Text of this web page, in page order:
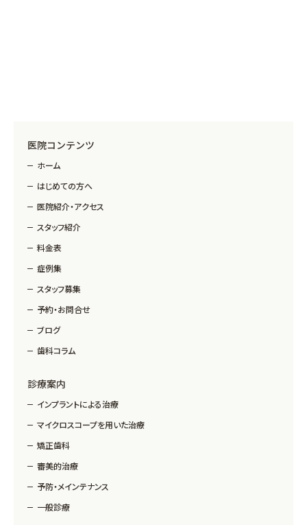
医院コンテンツ
ホーム
はじめての方へ
医院紹介・アクセス
スタッフ紹介
料金表
症例集
スタッフ募集
予約・お問合せ
ブログ
歯科コラム
診療案内
インプラントによる治療
マイクロスコープを用いた治療
矯正歯科
審美的治療
予防・メインテナンス
一般診療